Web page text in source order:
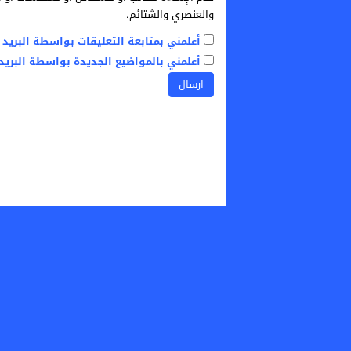
والعنصري والشتائم.
أعلمني بمتابعة التعليقات بواسطة البريد
أعلمني بالمواضيع الجديدة بواسطة